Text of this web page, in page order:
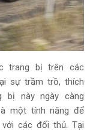
trang bị trên các
sự trầm trồ, thích
bị này ngày càng
một tính năng để
các đối thủ. Tại